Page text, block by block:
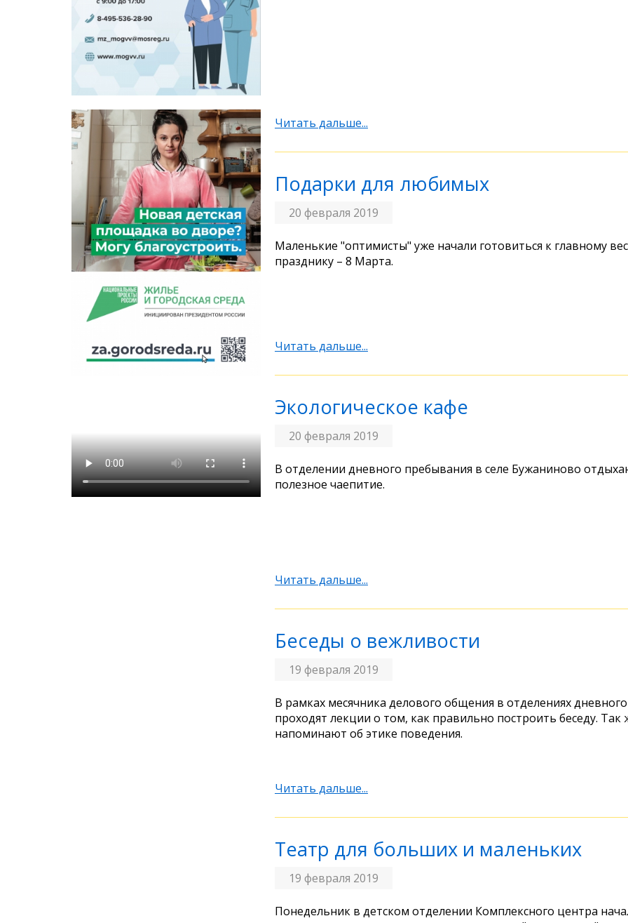
Читать дальше...
Подарки для любимых
20 февраля 2019
Маленькие "оптимисты" уже начали готовиться к главному
празднику – 8 Марта.
Читать дальше...
Экологическое кафе
20 февраля 2019
В отделении дневного пребывания в селе Бужаниново
полезное чаепитие.
Читать дальше...
Беседы о вежливости
19 февраля 2019
В рамках месячника делового общения в отделениях
проходят лекции о том, как правильно построить беседу. Так
напоминают об этике поведения.
Читать дальше...
Театр для больших и маленьких
19 февраля 2019
Понедельник в детском отделении Комплексного центра